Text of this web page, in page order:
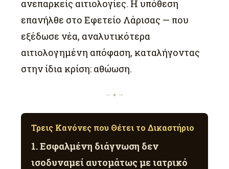
ανεπαρκείς αιτιολογίες. Η υπόθεση
επανήλθε στο Εφετείο Λάρισας — που
εξέδωσε νέα, αναλυτικότερα
αιτιολογημένη απόφαση, καταλήγοντας
στην ίδια κρίση: αθώωση.
— ✦ —
Τρεις Κανόνες που Θέτει το Δικαστήριο
1. Εσφαλμένη διάγνωση δεν
ισοδυναμεί αυτομάτως με ιατρικό